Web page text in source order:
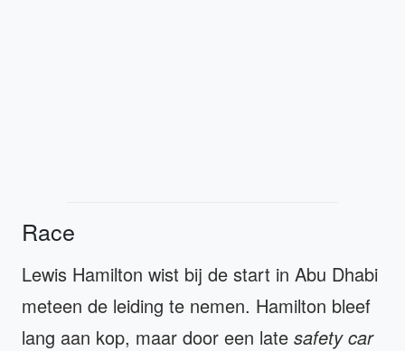
Race
Lewis Hamilton wist bij de start in Abu Dhabi
meteen de leiding te nemen. Hamilton bleef
lang aan kop, maar door een late safety car